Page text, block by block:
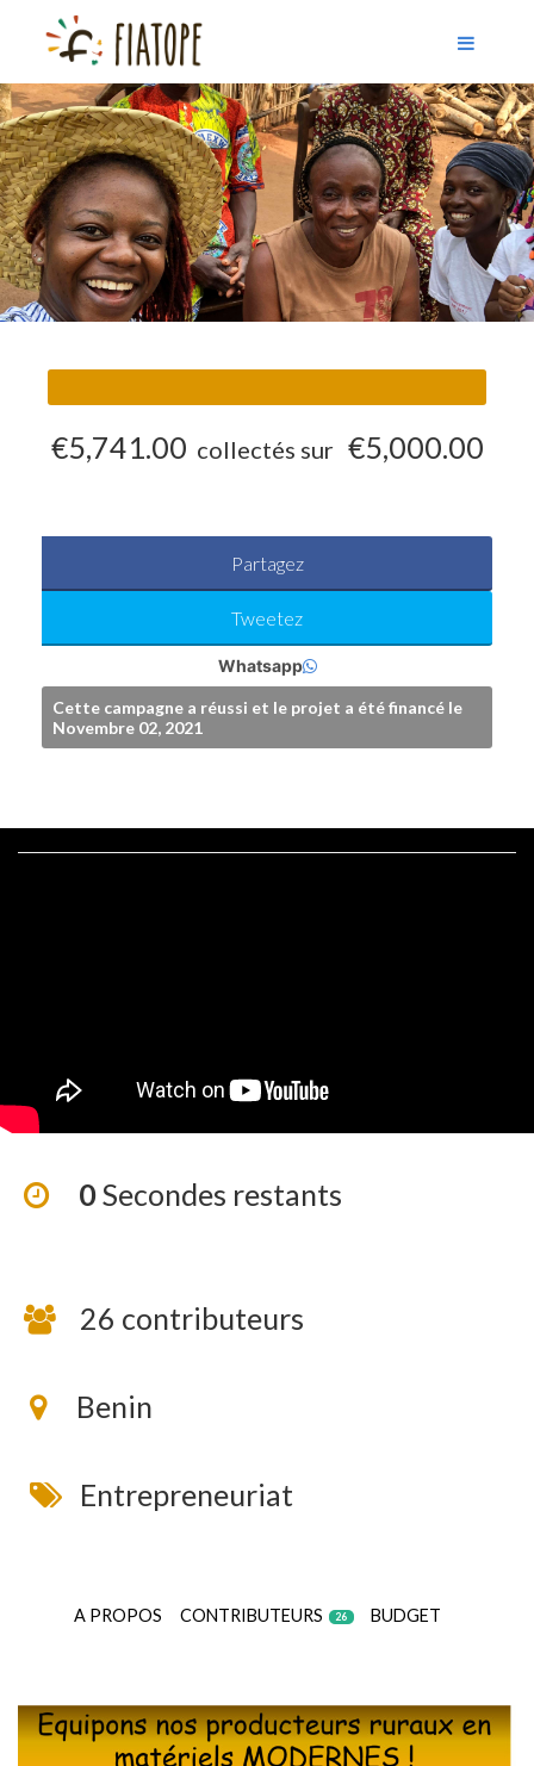
€5,741.00 collectés sur €5,000.00
Partagez
Tweetez
Whatsapp
Cette campagne a réussi et le projet a été financé le
Novembre 02, 2021
0Secondes restants
26 contributeurs
Benin
Entrepreneuriat
A PROPOS CONTRIBUTEURS 26 BUDGET